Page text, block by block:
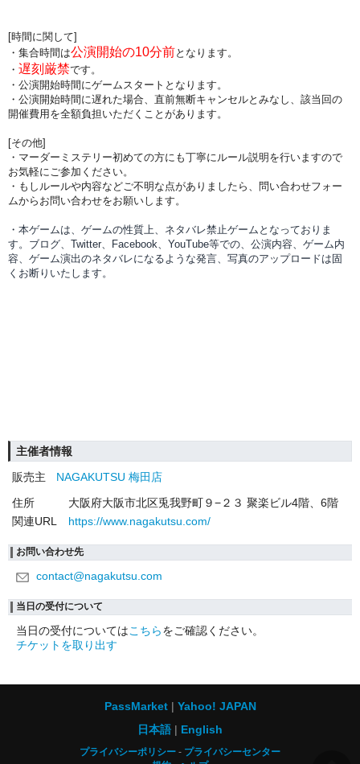
[時間に関して]
・集合時間は公演開始の10分前となります。
・ 遅刻厳禁です。
・公演開始時間にゲームスタートとなります。
・公演開始時間に遅れた場合、直前無断キャンセルとみなし、該当回の
開催費用を全額負担いただくことがあります。
[その他]
・マーダーミステリー初めての方にも丁寧にルール説明を行いますので
お気軽にご参加ください。
・もしルールや内容などご不明な点がありましたら、問い合わせフォー
ムからお問い合わせをお願いします。
・本ゲームは、ゲームの性質上、ネタバレ禁止ゲームとなっておりま
す。ブログ、Twitter、Facebook、YouTube等での、 公演内容、 ゲーム内
容、ゲーム演出のネタバレになるような発言、写真のアップロードは固
くお断りいたします。
主催者情報
販売主
NAGAKUTSU 梅田店
住所
大阪府大阪市北区兎我野町９−２３ 聚楽ビル4階、6階
関連URL
https://www.nagakutsu.com/
お問い合わせ先
contact@nagakutsu.com
当日の受付について
当日の受付についてはこちらをご確認ください。
チケットを取り出す
PassMarket
Yahoo! JAPAN
日本語
English
プライバシーポリシー
プライバシーセンター